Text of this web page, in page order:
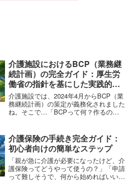
介護施設におけるBCP（業務継
続計画）の完全ガイド：厚生労
働省の指針を基にした実践的解
説
介護施設では、2024年4月からBCP（業
務継続計画）の策定が義務化されました
ね。そこで…「BCPって何？作るのが
対応するの？」 こんな不安や疑問を持
つ介護施設の管...
介護保険の手続き完全ガイド：
初心者向けの簡単なステップ
「親が急に介護が必要になったけど、介
護保険ってどうやって使うの？」「申請
って難しそうで、何から始めればいいか